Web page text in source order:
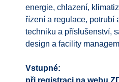
energie, chlazení,
řízení a regulace, potrubí
techniku a příslušenství,
design a facility
Vstupné:
při registraci na webu